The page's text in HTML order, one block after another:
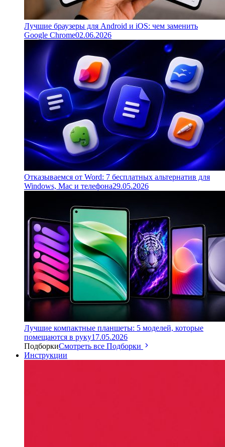
Лучшие браузеры для Android и iOS: чем заменить
Google Chrome02.06.2026
Отказываемся от Word: 7 бесплатных альтернатив для
Windows, Mac и телефона29.05.2026
Лучшие компактные планшеты: 5 моделей, которые
помещаются в руку17.05.2026
ПодборкиСмотреть все Подборки
Инструкции